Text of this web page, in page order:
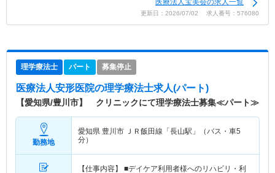
医療法人宝美会の求人一覧
更新日：2026/07/02 求人番号：576080
理学療法士 パート 募集停止
医療法人安形医院の理学療法士求人(パート)
【愛知県/豊川市】 クリニックにて理学療法士募集≪パート≫
勤務地
愛知県 豊川市 ＪＲ飯田線「長山駅」（バス・車5
分）
【仕事内容】 ■デイケア利用者様へのリハビリ・利